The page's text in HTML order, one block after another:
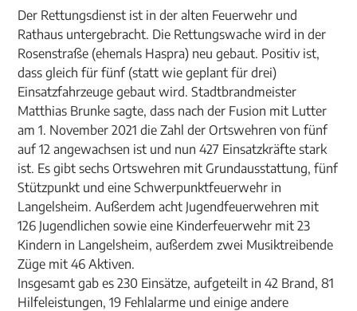
Der Rettungsdienst ist in der alten Feuerwehr und
Rathaus untergebracht. Die Rettungswache wird in der
Rosenstraße (ehemals Haspra) neu gebaut. Positiv ist,
dass gleich für fünf (statt wie geplant für drei)
Einsatzfahrzeuge gebaut wird. Stadtbrandmeister
Matthias Brunke sagte, dass nach der Fusion mit Lutter
am 1. November 2021 die Zahl der Ortswehren von fünf
auf 12 angewachsen ist und nun 427 Einsatzkräfte stark
ist. Es gibt sechs Ortswehren mit Grundausstattung, fünf
Stützpunkt und eine Schwerpunktfeuerwehr in
Langelsheim. Außerdem acht Jugendfeuerwehren mit
126 Jugendlichen sowie eine Kinderfeuerwehr mit 23
Kindern in Langelsheim, außerdem zwei Musiktreibende
Züge mit 46 Aktiven.
Insgesamt gab es 230 Einsätze, aufgeteilt in 42 Brand, 81
Hilfeleistungen, 19 Fehlalarme und einige andere